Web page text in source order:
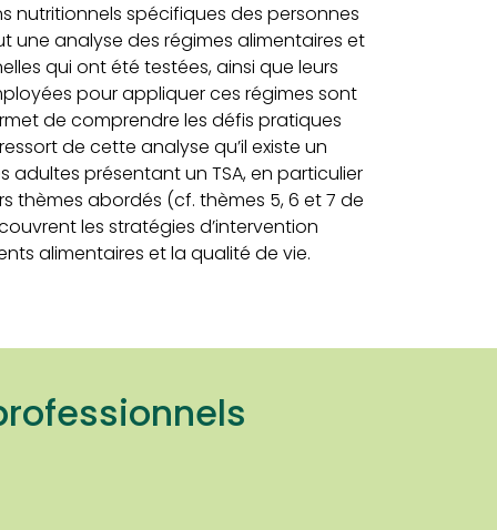
nutritionnels spécifiques des personnes
une analyse des régimes alimentaires et
qui ont été testées, ainsi que leurs
pour appliquer ces régimes sont
de comprendre les défis pratiques
de cette analyse qu’il existe un
adultes présentant un TSA, en particulier
thèmes abordés (cf. thèmes 5, 6 et 7 de
les stratégies d’intervention
alimentaires et la qualité de vie.